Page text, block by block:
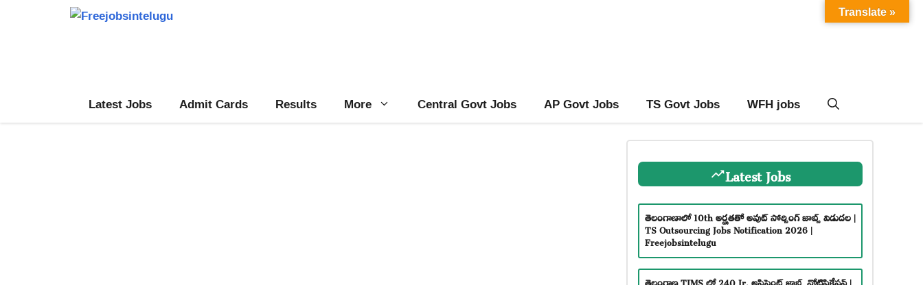
Latest Jobs Admit Cards Results More Central Govt Jobs AP Govt Jobs TS Govt Jobs WFH jobs
Latest Jobs
తెలంగాణాలో 10th అర్హతతో అవుట్ సోర్సింగ్ జాబ్స్ విడుదల |
TS Outsourcing Jobs Notification 2026 |
Freejobsintelugu
Translate »